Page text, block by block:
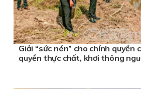
Giải “sức nén” cho chính quyền
quyền thực chất, khơi thông